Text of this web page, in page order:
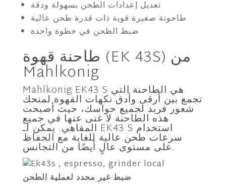
تعديل إعدادات الطحن بسهولة ودقة
طاحونة صغيرة قوية ذات قدرة طحن عالية
ضبط الطحن في خطوة واحدة
طاحنة قهوة (EK 43S) من
Mahlkonig
Mahlkonig EK43 S هي الطاحنة التي
تجمع بين أرقى وأدق نكهات القهوة لمنحك
شعور فريد لجميع حواسك، حيث أصبحت
هذه الطاحنة لا غنى عنها في جميع
المقاهي. يمكن لـ EK43 S استخدام
سرعات طحن عالية للغاية مع الحفاظ
على مستوى عالٍ أيضًا من التجانس.
ضبط غير محدد لعملية الطحن